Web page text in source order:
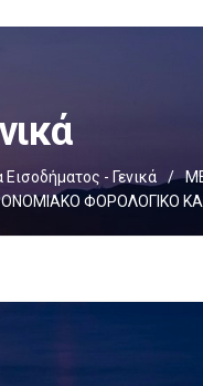
- Γενικά /
ΦΟΡΟΛΟΓΙΚΟ